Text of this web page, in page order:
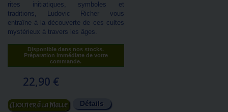
rites initiatiques, symboles et
traditions, Ludovic Richer vous
entraîne à la découverte de ces cultes
mystérieux à travers les âges.
Disponible dans nos stocks.
Préparation immédiate de votre
commande.
22,90 €
Ajouter au panier Détails